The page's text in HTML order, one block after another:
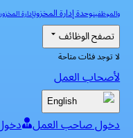
والموظفينوحدة إدارة المخزونإدارة
تصفح الوظائف
لا توجد فئات متاحة
لأصحاب العمل
English
دخول صاحب العمل